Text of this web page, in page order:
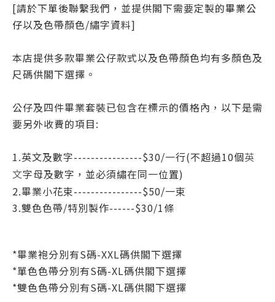
[請於下單後聯繫我們，並提供閣下需要定製的畢業公
仔以及色帶顏色/繡字資料]
本店提供多款畢業公仔款式以及色帶顏色均有多顏色及
尺碼供閣下選擇。
公仔及四件畢業套裝已包含在標示的價格內，以下是需
要另外收費的項目:
1.英文及數字----------------$30/一行(不超過10個英
文字母及數字 ，並必須繡在同一位置)
2.畢業小花束----------------$50/一束
3.雙色色帶/特別製作------$30/1條
*畢業袍分別有S碼-XXL碼供閣下選擇
*單色色帶分別有S碼-XL碼供閣下選擇
*雙色色帶分別有S碼-XL碼供閣下選擇